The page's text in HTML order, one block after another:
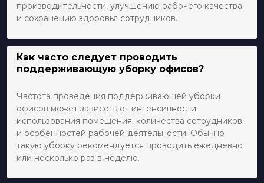
производительности, улучшению рабочего качества
и сохранению здоровья сотрудников.
Как часто следует проводить
поддерживающую уборку офисов?
Частота проведения поддерживающей уборки
офисов может зависеть от интенсивности
использования помещения, количества сотрудников
и особенностей рабочей деятельности. Обычно
такую уборку рекомендуется проводить ежедневно
или несколько раз в неделю.